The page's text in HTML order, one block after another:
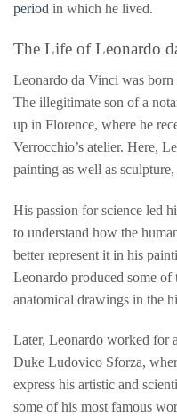
period in which he lived.
The Life of Leonardo
Leonardo da Vinci was
The illegitimate son of a
up in Florence, where he
Verrocchio’s atelier. Here,
painting as well as
His passion for science led
to understand how the
better represent it in his
Leonardo produced some of
anatomical drawings in the
Later, Leonardo worked for
Duke Ludovico Sforza,
express his artistic and
some of his most famous